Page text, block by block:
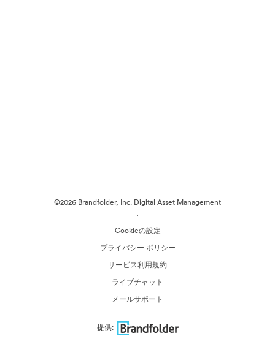
©2026 Brandfolder, Inc. Digital Asset Management
·
Cookieの設定
プライバシー ポリシー
サービス利用規約
ライブチャット
メールサポート
提供: